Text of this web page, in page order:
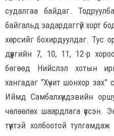
судалгаа байдаг.
байгальд задардаггүй хорт
хөрсийг бохирдуулдаг. Тус
дүүргийн 7, 10, 11, 12-р
бөгөөд Нийслэл хотын
хангадаг “Хүчит шонхор
Иймд Самбалхүндэвийн
чөлөөлөх шаардлага үүссэн.
түүнтэй холбоотой